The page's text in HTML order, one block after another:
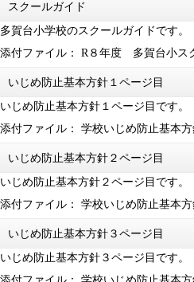
スクールガイド
多賀台小学校のスクールガイドです。
添付ファイル： R８年度 多賀台小ス
いじめ防止基本方針１ページ目
いじめ防止基本方針１ページ目です。
添付ファイル： 学校いじめ防止基本方
いじめ防止基本方針２ページ目
いじめ防止基本方針２ページ目です。
添付ファイル： 学校いじめ防止基本方
いじめ防止基本方針３ページ目
いじめ防止基本方針３ページ目です。